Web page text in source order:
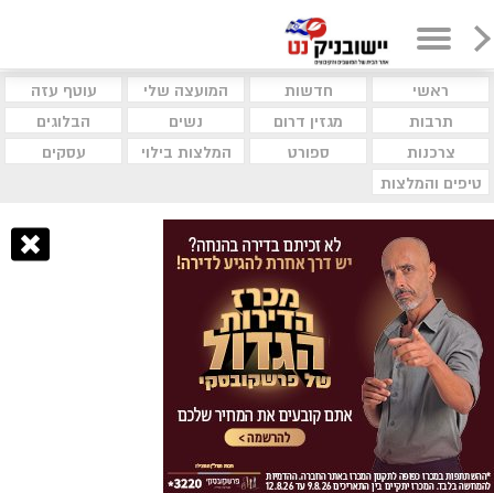
ראשי חדשות המועצה שלי
עוטף עזה
תרבות
מגזין דרום נשים
הבלוגים
צרכנות
ספורט המלצות בילוי
עסקים
טיפים והמלצות